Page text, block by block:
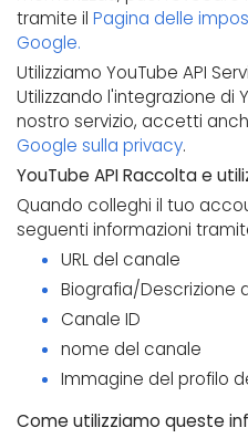
tramite il Pagina delle
Google.
Utilizziamo YouTube API
Utilizzando l'integrazione di
nostro servizio, accetti
Google sulla privacy.
YouTube API Raccolta e
Quando colleghi il tuo
seguenti informazioni
URL del canale
Biografia/Descrizione
Canale ID
nome del canale
Immagine del profilo
Come utilizziamo queste